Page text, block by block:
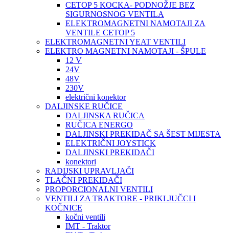
CETOP 5 KOCKA- PODNOŽJE BEZ
SIGURNOSNOG VENTILA
ELEKTROMAGNETNI NAMOTAJI ZA
VENTILE CETOP 5
ELEKTROMAGNETNI YEAT VENTILI
ELEKTRO MAGNETNI NAMOTAJI - ŠPULE
12 V
24V
48V
230V
električni konektor
DALJINSKE RUČICE
DALJINSKA RUČICA
RUČICA ENERGO
DALJINSKI PREKIDAČ SA ŠEST MIJESTA
ELEKTRIČNI JOYSTICK
DALJINSKI PREKIDAČI
konektori
RADIJSKI UPRAVLJAČI
TLAČNI PREKIDAČI
PROPORCIONALNI VENTILI
VENTILI ZA TRAKTORE - PRIKLJUČCI I
KOČNICE
kočni ventili
IMT - Traktor